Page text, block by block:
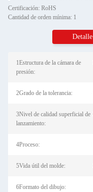
Certificación: RoHS
Cantidad de orden mínima: 1
Detalle
1Estructura de la cámara de
presión:
2Grado de la tolerancia:
3Nivel de calidad superficial de
lanzamiento:
4Proceso:
5Vida útil del molde:
6Formato del dibujo: